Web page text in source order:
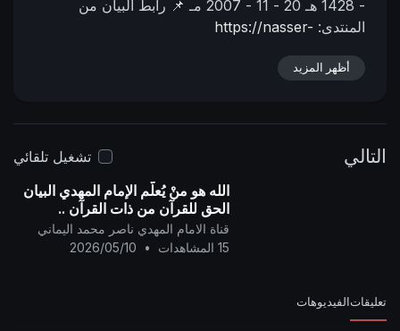
- 1428 هـ
20 - 11 - 2007 مـ
📌 رابط البيان من
المنتدى: https://nasser-
أظهر المزيد
التالي
تشغيل تلقائي
الله هو منْ يُعلّم الإمام المهدي البيان
الحق للقرآن من ذات القرآن ..
قناة الامام المهدي ناصر محمد اليماني
15 المشاهدات
•
2026/05/10
تعليقات الفيديوهات